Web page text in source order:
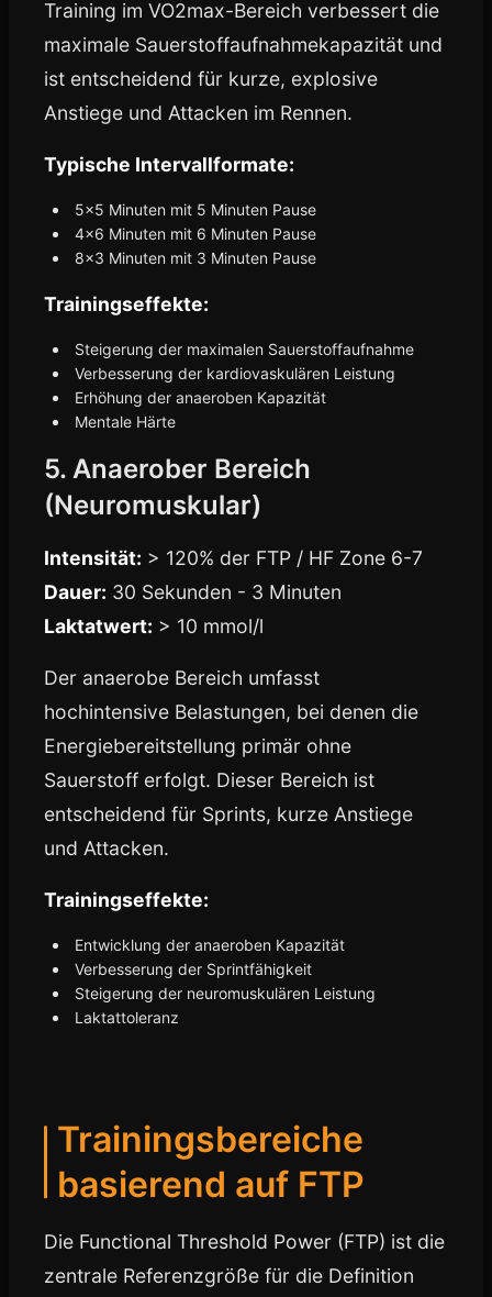
Training im VO2max-Bereich verbessert die
maximale Sauerstoffaufnahmekapazität und
ist entscheidend für kurze, explosive
Anstiege und Attacken im Rennen.
Typische Intervallformate:
5x5 Minuten mit 5 Minuten Pause
4x6 Minuten mit 6 Minuten Pause
8x3 Minuten mit 3 Minuten Pause
Trainingseffekte:
Steigerung der maximalen Sauerstoffaufnahme
Verbesserung der kardiovaskulären Leistung
Erhöhung der anaeroben Kapazität
Mentale Härte
5. Anaerober Bereich
(Neuromuskular)
Intensität: > 120% der FTP / HF Zone 6-7
Dauer: 30 Sekunden - 3 Minuten
Laktatwert: > 10 mmol/l
Der anaerobe Bereich umfasst
hochintensive Belastungen, bei denen die
Energiebereitstellung primär ohne
Sauerstoff erfolgt. Dieser Bereich ist
entscheidend für Sprints, kurze Anstiege
und Attacken.
Trainingseffekte:
Entwicklung der anaeroben Kapazität
Verbesserung der Sprintfähigkeit
Steigerung der neuromuskulären Leistung
Laktattoleranz
Trainingsbereiche
basierend auf FTP
Die Functional Threshold Power (FTP) ist die
zentrale Referenzgröße für die Definition